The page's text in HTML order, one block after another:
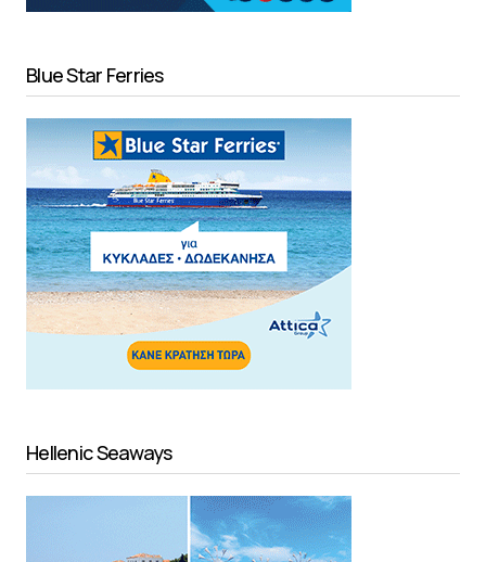
Blue Star Ferries
Hellenic Seaways